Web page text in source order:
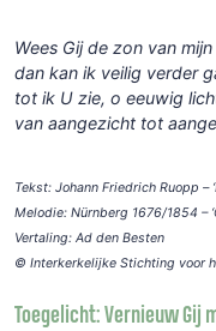
Wees Gij de zon van
dan kan ik veilig verder
tot ik U zie, o eeuwig
van aangezicht tot
Tekst: Johann Friedrich Ruopp –
Melodie: Nürnberg 1676/1854 –
Vertaling: Ad den Besten
© Interkerkelijke Stichting voor
Toegelicht: Vernieuw Gij